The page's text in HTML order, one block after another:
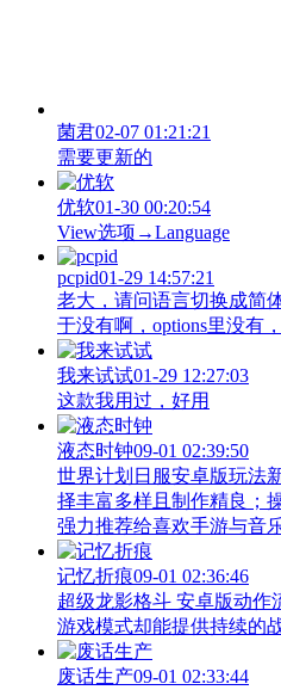
菌君02-07 01:21:21
需要更新的
优软01-30 00:20:54
View‌选项→Language
pcpid01-29 14:57:21
老大，请问语言切换成简
于没有啊，options里没有
我来试试01-29 12:27:03
这款我用过，好用
液态时钟09-01 02:39:50
世界计划日服安卓版玩法
择丰富多样且制作精良；
强力推荐给喜欢手游与音
记忆折痕09-01 02:36:46
超级龙影格斗 安卓版动作
游戏模式却能提供持续的
废话生产09-01 02:33:44